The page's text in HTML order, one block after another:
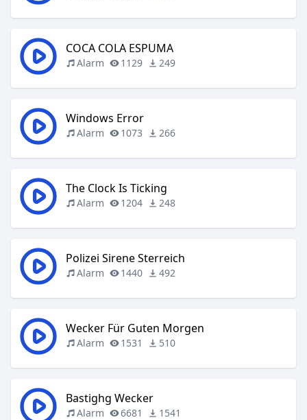
COCA COLA ESPUMA
Alarm 1129 249
Windows Error
Alarm 1073 266
The Clock Is Ticking
Alarm 1204 248
Polizei Sirene Sterreich
Alarm 1440 492
Wecker Für Guten Morgen
Alarm 1531 510
Bastighg Wecker
Alarm 6681 1541